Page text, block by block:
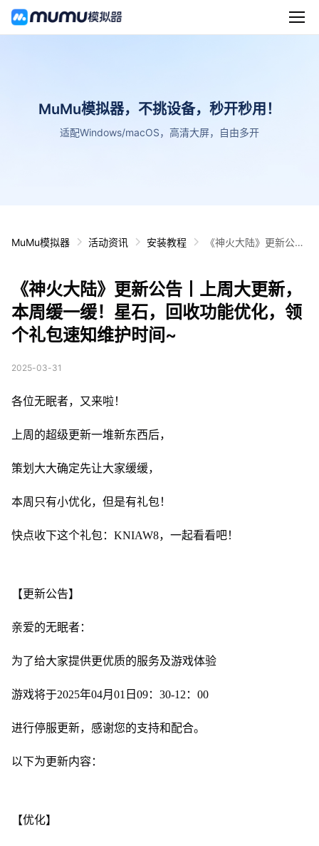
MuMu模拟器，不挑设备，秒开秒用！
适配Windows/macOS，高清大屏，自由多开
MuMu模拟器 活动资讯 安装教程
《神火大陆》更新公告
优化，领个礼包速知维
护时间~
《神火大陆》更新公告丨上周大更新，
本周缓一缓！星石，回收功能优化，领
个礼包速知维护时间~
2025-03-31
各位无眠者，又来啦！
上周的超级更新一堆新东西后，
策划大大确定先让大家缓缓，
本周只有小优化，但是有礼包！
快点收下这个礼包：KNIAW8，一起看看吧！
【更新公告】
亲爱的无眠者：
为了给大家提供更优质的服务及游戏体验
游戏将于2025年04月01日09：30-12：00
进行停服更新，感谢您的支持和配合。
以下为更新内容：
【优化】